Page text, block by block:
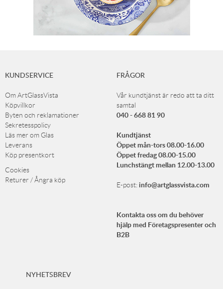
KUNDSERVICE
Om ArtGlassVista
Köpvillkor
Byten och reklamationer
Sekretesspolicy
Läs mer om Glas
Leverans
Köp presentkort
Cookies
Returer / Ångra köp
FRÅGOR
Vår kundtjänst är redo att ta ditt
samtal
040 - 668 81 90
Kundtjänst
Öppet mån-tors 08.00-16.00
Öppet fredag 08.00-15.00
Lunchstängt mellan 12.00-13.00
E-post:info@artglassvista.com
Kontakta oss om du behöver
hjälp med Företagspresenter och
B2B
NYHETSBREV